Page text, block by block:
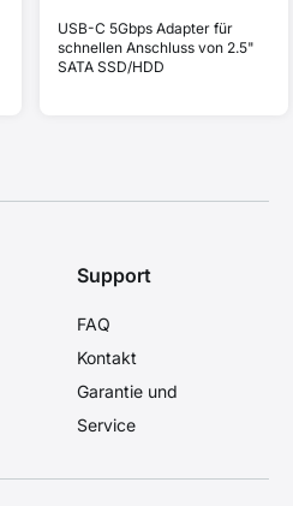
USB-C 5Gbps Adapter für
schnellen Anschluss von 2.5"
SATA SSD/HDD
Support
FAQ
Kontakt
Garantie und
Service